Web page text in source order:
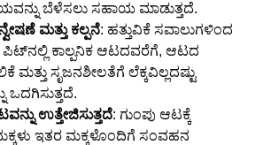
ಬೆಳೆಸಲು ಸಹಾಯ ಮಾಡುತ್ತದೆ.
ಮತ್ತು ಕಲ್ಪನೆ: ಹತ್ತುವಿಕೆ ಸವಾಲುಗಳಿಂದ
ಕಾಲ್ಪನಿಕ ಆಟದವರೆಗೆ, ಆಟದ
ಮತ್ತು ಸೃಜನಶೀಲತೆಗೆ ಲೆಕ್ಕವಿಲ್ಲದಷ್ಟು
ಒದಗಿಸುತ್ತದೆ.
ಉತ್ತೇಜಿಸುತ್ತದೆ: ಗುಂಪು ಆಟಕ್ಕೆ
ಇತರ ಮಕ್ಕಳೊಂದಿಗೆ ಸಂವಹನ